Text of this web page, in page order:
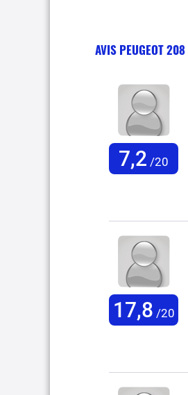
AVIS PEUGEOT 208
7,2 /20
17,8 /20